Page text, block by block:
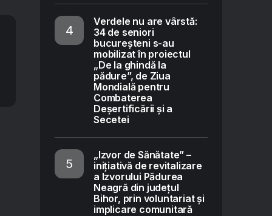
Verdele nu are vârstă:
34 de seniori
bucureșteni s-au
mobilizat în proiectul
„De la ghindă la
pădure”, de Ziua
Mondială pentru
Combaterea
Deșertificării și a
Secetei
„Izvor de Sănătate” –
inițiativă de revitalizare
a Izvorului Pădurea
Neagră din județul
Bihor, prin voluntariat și
implicare comunitară